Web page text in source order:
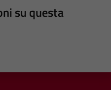
su questa